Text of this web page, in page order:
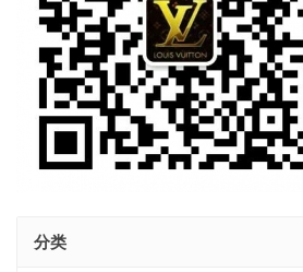
分类